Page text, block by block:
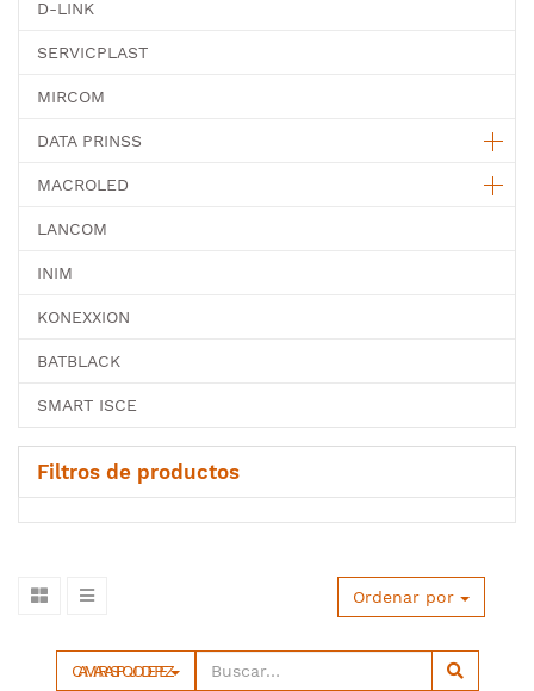
D-LINK
SERVICPLAST
MIRCOM
DATA PRINSS
MACROLED
LANCOM
INIM
KONEXXION
BATBLACK
SMART ISCE
Filtros de productos
CAMARAS IP OJO DE PEZ
Ordenar por